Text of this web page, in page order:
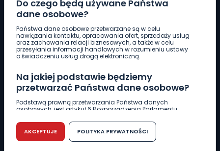
Do czego będą używane Państwa
dane osobowe?
Państwa dane osobowe przetwarzane są w celu
nawiązania kontaktu, opracowania ofert, sprzedaży usług
oraz zachowania relacji biznesowych, a także w celu
przesyłania informacji handlowych w rozumieniu ustawy
o świadczeniu usług drogą elektroniczną.
Na jakiej podstawie będziemy
przetwarzać Państwa dane osobowe?
Podstawą prawną przetwarzania Państwa danych
osobowych, jest artykuł 6 Rozporządzenia Parlamentu
r. w sprawie ochrony osób fizycznych w związku z
przetwarzaniem danych osobowych w sprawie
swobodnego przepływu takich danych oraz uchylenia
dyrektywy 95/46/WE (RODO).
AKCEPTUJE POLITYKA PRYWATNOŚCI
661 997 997
REDAKCJA
62 735 22 22redakcja@wlkp24.info
DZIAŁ REKLAMY
62 735 01 85 reklama@wlkp24.info
WIADOMOŚCI
CIEKAWOSTKI